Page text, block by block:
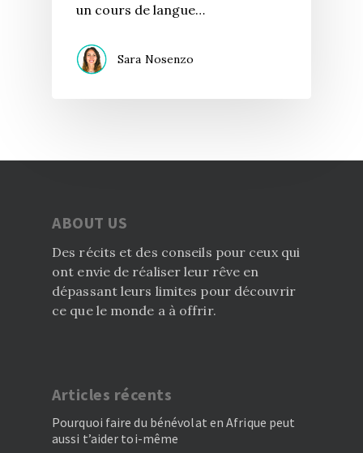
un cours de langue…
Sara Nosenzo
ABOUT US
Des récits et des conseils pour ceux qui
ont envie de réaliser leur rêve en
dépassant leurs limites pour découvrir
ce que le monde a à offrir.
Articles récents
Pourquoi faire du bénévolat en Afrique peut
aussi t’aider toi-même